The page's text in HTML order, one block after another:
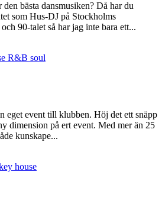
bästa dansmusiken? Då har du
som Hus-DJ på Stockholms
90-talet så har jag inte bara ett...
R&B soul
eget event till klubben. Höj det ett snäpp
dimension på ert event. Med mer än 25
kunskape...
house